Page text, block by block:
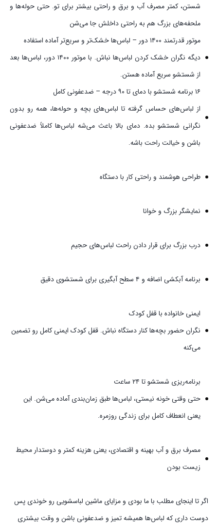
شستن، کمتر مصرف آب و برق و راحتی بیشتر برای تو. حتی حوله‌ها و
ملحفه‌های بزرگ هم به راحتی داخلش جا می‌شن
موتور قدرتمند ۱۴۰۰ دور – لباس‌ها خشک‌تر و سریع‌تر آماده استفاده
دیگه نگران خشک کردن لباس‌ها نباش. با موتور ۱۴۰۰ دور، لباس‌ها بعد
از شستشو سریع آماده هستن.
۱۶ برنامه شستشو با دمای تا ۹۰ درجه – ضدعفونی کامل
از لباس‌های حساس گرفته تا لباس‌های بچه و حوله‌ها، همه رو بدون
نگرانی شستشو بده. دمای بالا باعث می‌شه لباس‌ها کاملاً ضدعفونی
باشن و خیالت راحت باشه.
طراحی هوشمند و راحتی کار با دستگاه
نمایشگر بزرگ و خوانا
درب بزرگ برای قرار دادن راحت لباس‌های حجیم
برنامه آبکشی اضافه و ۴ سطح آبگیری برای شستشوی دقیق
ایمنی خانواده با قفل کودک
نگران حضور بچه‌ها کنار دستگاه نباش. قفل کودک ایمنی کامل رو تضمین
می‌کنه
برنامه‌ریزی شستشو تا ۲۴ ساعت
حتی وقتی خونه نیستی، لباس‌ها طبق زمان‌بندی آماده می‌شن. این
یعنی انعطاف کامل برای زندگی روزمره.
مصرف برق و آب بهینه و اقتصادی، یعنی هزینه کمتر و دوستدار محیط
زیست بودن
اگر تا اینجای مطلب با ما بودی و مزایای ماشین لباسشویی رو خوندی پس
دوست داری که لباس‌ها همیشه تمیز و ضدعفونی باشن و وقت بیشتری